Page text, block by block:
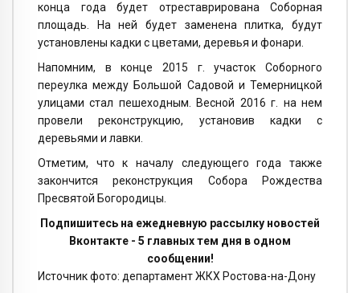
конца года будет отреставрирована Соборная
площадь. На ней будет заменена плитка, будут
установлены кадки с цветами, деревья и фонари.
Напомним, в конце 2015 г. участок Соборного
переулка между Большой Садовой и Темерницкой
улицами стал пешеходным. Весной 2016 г. на нем
провели реконструкцию, установив кадки с
деревьями и лавки.
Отметим, что к началу следующего года также
закончится реконструкция Собора Рождества
Пресвятой Богородицы.
Подпишитесь на ежедневную рассылку новостей
Вконтакте - 5 главных тем дня в одном
сообщении!
Источник фото: департамент ЖКХ Ростова-на-Дону